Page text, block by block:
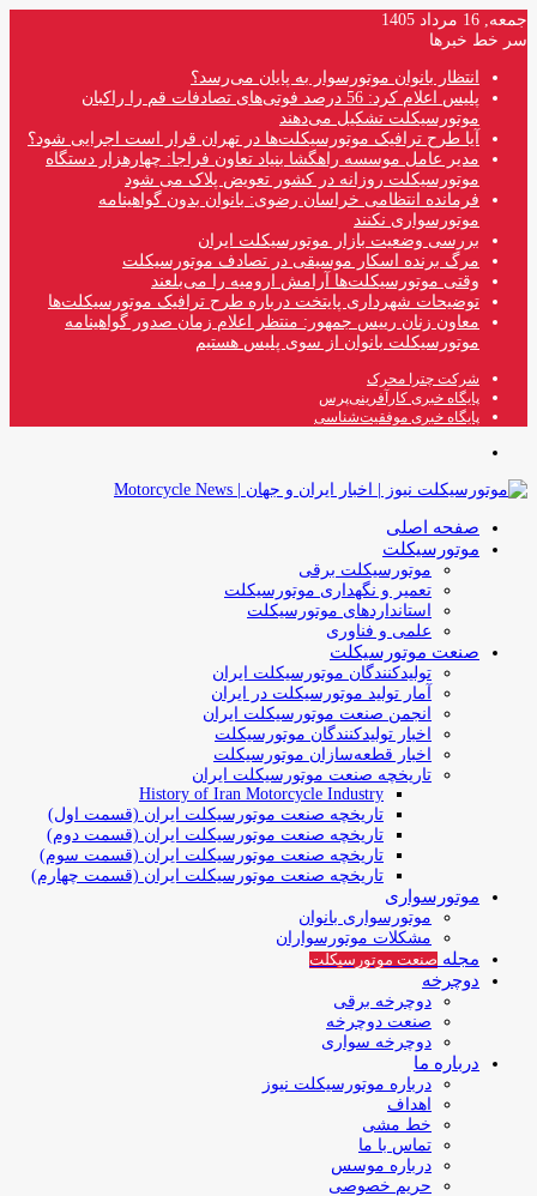
جمعه, 16 مرداد 1405
سر خط خبرها
انتظار بانوان موتورسوار به پایان می‌رسد؟
پلیس اعلام کرد: 56 درصد فوتی‌های تصادفات قم را راکبان
موتورسیکلت تشکیل می‌دهند
آیا طرح ترافیک موتورسیکلت‌ها در تهران قرار است اجرایی شود؟
مدیر عامل موسسه راهگشا بنیاد تعاون فراجا: چهارهزار دستگاه
موتورسیکلت روزانه در کشور تعویض پلاک می شود
فرمانده انتظامی خراسان رضوی: بانوان بدون گواهینامه
موتورسواری نکنند
بررسی وضعیت بازار موتورسیکلت ایران
مرگ برنده اسکار موسیقی در تصادف موتورسیکلت
وقتی موتورسیکلت‌ها آرامش ارومیه را می‌بلعند
توضیحات شهرداری پایتخت درباره طرح ترافیک موتورسیکلت‌ها
معاون زنان رییس جمهور: منتظر اعلام زمان صدور گواهینامه
موتورسیکلت بانوان از سوی پلیس هستیم
شرکت چترا محرک
پایگاه خبری کارآفرینی‌پرس
پایگاه خبری موفقیت‌شناسی
صفحه اصلی
موتورسیکلت
موتورسیکلت برقی
تعمیر و نگهداری موتورسیکلت
استانداردهای موتورسیکلت
علمی و فناوری
صنعت موتورسیکلت
تولیدکنندگان موتورسیکلت ایران
آمار تولید موتورسیکلت در ایران
انجمن صنعت موتورسیکلت ایران
اخبار تولیدکنندگان موتورسیکلت
اخبار قطعه‌سازان موتورسیکلت
تاریخچه صنعت موتورسیکلت ایران
History of Iran Motorcycle Industry
تاریخچه صنعت موتورسیکلت ایران (قسمت اول)
تاریخچه صنعت موتورسیکلت ایران (قسمت دوم)
تاریخچه صنعت موتورسیکلت ایران (قسمت سوم)
تاریخچه صنعت موتورسیکلت ایران (قسمت چهارم)
موتورسواری
موتورسواری بانوان
مشکلات موتورسواران
مجله صنعت موتورسیکلت
دوچرخه
دوچرخه برقی
صنعت دوچرخه
دوچرخه سواری
درباره ما
درباره موتورسیکلت نیوز
اهداف
خط مشی
تماس با ما
درباره موسس
حریم خصوصی